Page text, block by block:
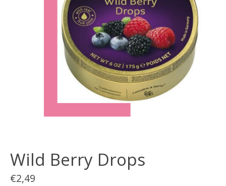
Wild Berry Drops
€2,49